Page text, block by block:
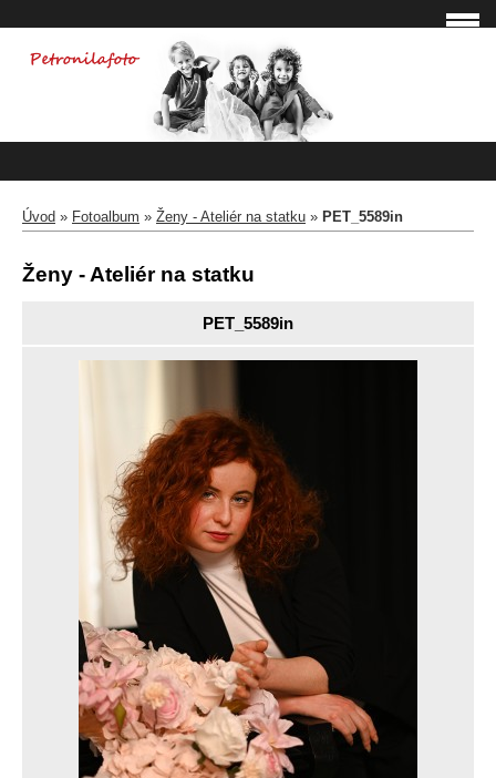
Úvod » Fotoalbum » Ženy - Ateliér na statku » PET_5589in
Ženy - Ateliér na statku
PET_5589in